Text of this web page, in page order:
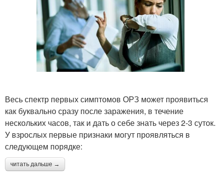
Весь спектр первых симптомов ОРЗ может проявиться
как буквально сразу после заражения, в течение
нескольких часов, так и дать о себе знать через 2-3 суток.
У взрослых первые признаки могут проявляться в
следующем порядке:
читать дальше →